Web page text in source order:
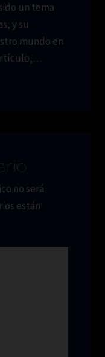
un tema
y su
mundo en
no será
están